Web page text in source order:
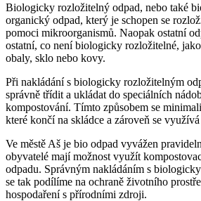
Biologicky rozložitelný odpad, nebo také
organický odpad, ‍který je schopen⁣ se
pomoci mikroorganismů. Naopak ostatní
ostatní, co není biologicky rozložitelné,
obaly, sklo nebo⁢ kovy.
Při nakládání⁢ s biologicky rozložitelným
správně třídit a ukládat‍ do speciálních
kompostování. Tímto​ způsobem se
které končí na skládce a zároveň se
Ve městě ‌Aš je bio odpad​ vyvážen
obyvatelé mají možnost využít
​odpadu. Správným nakládáním s
se tak podílíme na⁤ ochraně životního
hospodaření⁢ s ‌přírodními zdroji.